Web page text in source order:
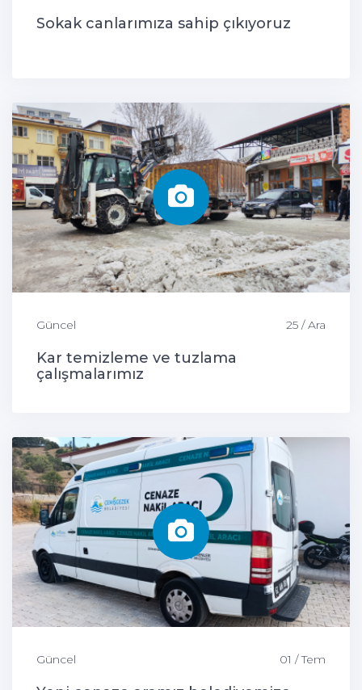
Sokak canlarımıza sahip çıkıyoruz
Güncel 25 / Ara
Kar temizleme ve tuzlama
çalışmalarımız
Güncel 01 / Tem